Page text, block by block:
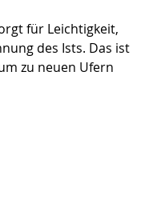
für Leichtigkeit,
des Ists. Das ist
zu neuen Ufern